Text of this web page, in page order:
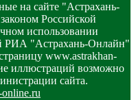
на сайте "Астрахань-
Российской
использовании
РИА "Астрахань-Онлайн"
www.astrakhan-
иллюстраций возможно
сайта.
online.ru